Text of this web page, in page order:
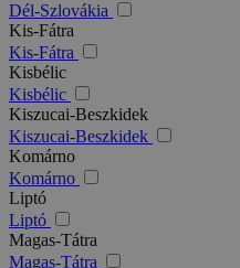
Dél-Szlovákia
Kis-Fátra
Kis-Fátra
Kisbélic
Kisbélic
Kiszucai-Beszkidek
Kiszucai-Beszkidek
Komárno
Komárno
Liptó
Liptó
Magas-Tátra
Magas-Tátra